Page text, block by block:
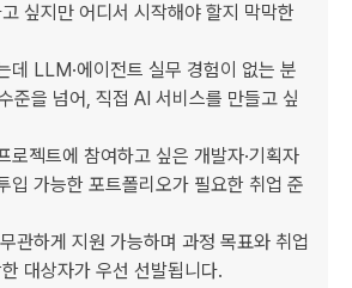
싶지만 어디서 시작해야 할지 막막한
데 LLM·에이전트 실무 경험이 없는 분
준을 넘어, 직접 AI 서비스를 만들고 싶
젝트에 참여하고 싶은 개발자·기획자
입 가능한 포트폴리오가 필요한 취업 준
관하게 지원 가능하며 과정 목표와 취업
대상자가 우선 선발됩니다.